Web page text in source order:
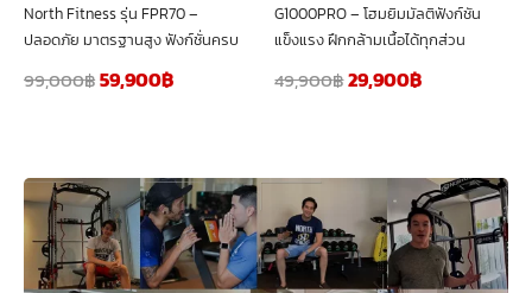
North Fitness รุ่น FPR70 –
ปลอดภัย มาตรฐานสูง ฟังก์ชั่นครบ
99,000฿59,900฿
G1000PRO – โฮมยิมมัลติฟังก์ชัน
แข็งแรง ฝึกกล้ามเนื้อได้ทุกส่วน
49,900฿29,900฿